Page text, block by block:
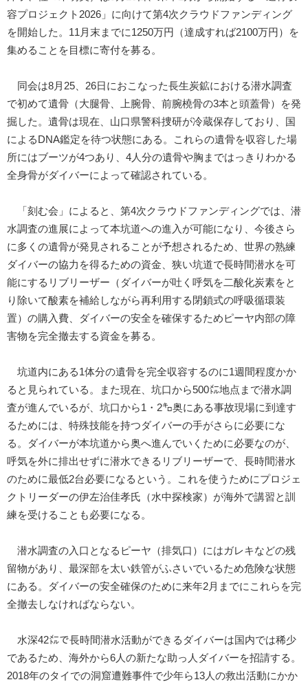
容プロジェクト2026」に向けて第4次クラウドファンディング
を開始した。11月末までに1250万円（達成すれば2100万円）を
集めることを目標に寄付を募る。
同会は8月25、26日におこなった長生炭鉱における潜水調査
で初めて遺骨（大腿骨、上腕骨、前腕橈骨の3本と頭蓋骨）を発
掘した。遺骨は現在、山口県警科捜研が冷蔵保存しており、国
によるDNA鑑定を待つ状態にある。これらの遺骨を収容した場
所にはブーツが4つあり、4人分の遺骨や胸まではっきりわかる
全身骨がダイバーによって確認されている。
「刻む会」によると、第4次クラウドファンディングでは、潜
水調査の進展によって本坑道への進入が可能になり、今後さら
に多くの遺骨が発見されることが予想されるため、世界の熟練
ダイバーの協力を得るための資金、狭い坑道で長時間潜水を可
能にするリブリーザー（ダイバーが吐く呼気を二酸化炭素をと
り除いて酸素を補給しながら再利用する閉鎖式の呼吸循環装
置）の購入費、ダイバーの安全を確保するためピーヤ内部の障
害物を完全撤去する資金を募る。
坑道内にある1体分の遺骨を完全収容するのに1週間程度かか
ると見られている。また現在、坑口から500㍍地点まで潜水調
査が進んでいるが、坑口から1・2㌔奥にある事故現場に到達す
るためには、特殊技能を持つダイバーの手がさらに必要にな
る。ダイバーが本坑道から奥へ進んでいくために必要なのが、
呼気を外に排出せずに潜水できるリブリーザーで、長時間潜水
のために最低2台必要になるという。これを使うためにプロジェ
クトリーダーの伊左治佳孝氏（水中探検家）が海外で講習と訓
練を受けることも必要になる。
潜水調査の入口となるピーヤ（排気口）にはガレキなどの残
留物があり、最深部を太い鉄管がふさいでいるため危険な状態
にある。ダイバーの安全確保のために来年2月までにこれらを完
全撤去しなければならない。
水深42㍍で長時間潜水活動ができるダイバーは国内では稀少
であるため、海外から6人の新たな助っ人ダイバーを招請する。
2018年のタイでの洞窟遭難事件で少年ら13人の救出活動にかか